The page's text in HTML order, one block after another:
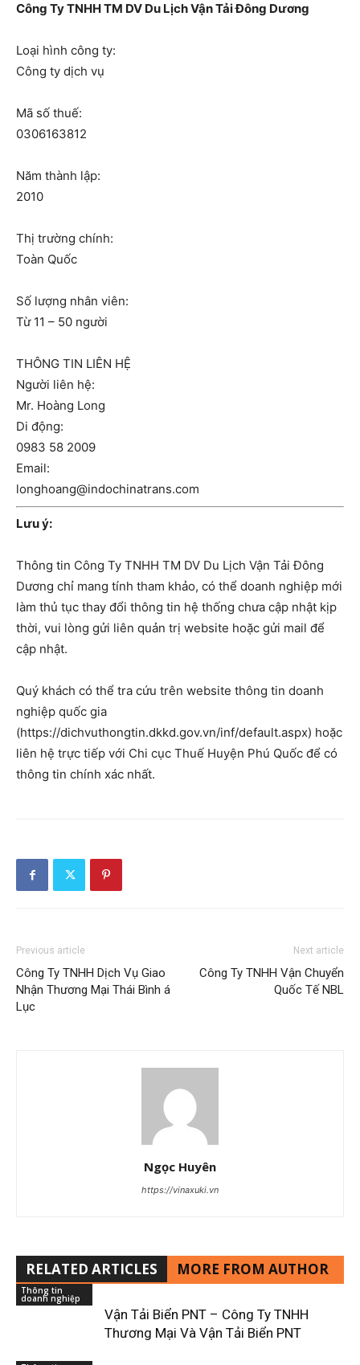
Công Ty TNHH TM DV Du Lịch Vận Tải Đông Dương
Loại hình công ty:
Công ty dịch vụ
Mã số thuế:
0306163812
Năm thành lập:
2010
Thị trường chính:
Toàn Quốc
Số lượng nhân viên:
Từ 11 – 50 người
THÔNG TIN LIÊN HỆ
Người liên hệ:
Mr. Hoàng Long
Di động:
0983 58 2009
Email:
longhoang@indochinatrans.com
Lưu ý:
Thông tin Công Ty TNHH TM DV Du Lịch Vận Tải Đông
Dương chỉ mang tính tham khảo, có thể doanh nghiệp mới
làm thủ tục thay đổi thông tin hệ thống chưa cập nhật kịp
thời, vui lòng gửi liên quản trị website hoặc gửi mail để
cập nhật.
Quý khách có thể tra cứu trên website thông tin doanh
nghiệp quốc gia
(https://dichvuthongtin.dkkd.gov.vn/inf/default.aspx) hoặc
liên hệ trực tiếp với Chi cục Thuế Huyện Phú Quốc để có
thông tin chính xác nhất.
Previous article
Công Ty TNHH Dịch Vụ Giao
Nhận Thương Mại Thái Bình á
Lục
Next article
Công Ty TNHH Vận Chuyển
Quốc Tế NBL
Ngọc Huyên
https://vinaxuki.vn
RELATED ARTICLES MORE FROM AUTHOR
Thông tin
doanh nghiệp
Vận Tải Biển PNT – Công Ty TNHH
Thương Mại Và Vận Tải Biển PNT